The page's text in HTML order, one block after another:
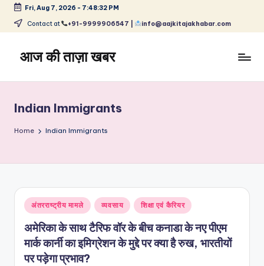
Skip
content
Fri, Aug 7, 2026 - 7:48:32 PM
Contact at +91-9999906547 | info@aajkitajakhabar.com
आज की ताज़ा खबर
ताज़ा
समाचार
–
और
विश्व
Indian Immigrants
Home Indian Immigrants
Posted
in
अंतरराष्ट्रीय मामले व्यवसाय शिक्षा एवं कैरियर
अमेरिका के साथ टैरिफ वॉर के बीच कनाडा के नए पीएम
मार्क कार्नी का इमिग्रेशन के मुद्दे पर क्या है रुख, भारतीयों
पर पड़ेगा प्रभाव?